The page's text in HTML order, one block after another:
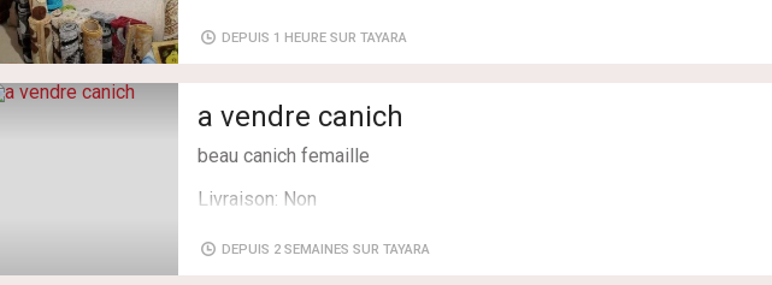
7 tapis cuisine 3ieces
4 tapis couloire caniche
11 poquettes cuisine 3pieces
30 moquettes couloire 1,5m
5 moquettes ovales 1,6m
DEPUIS 1 HEURE SUR TAYARA
a vendre canich
beau canich femaille
Livraison: Non
DEPUIS 2 SEMAINES SUR TAYARA